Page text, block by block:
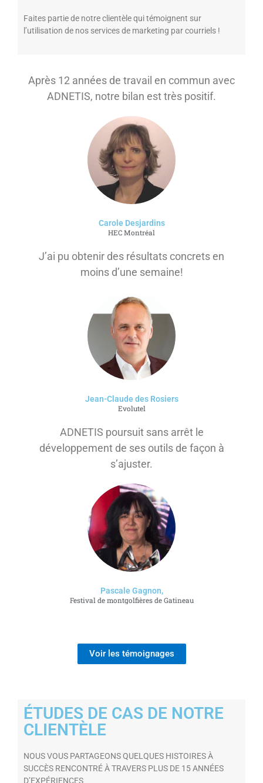
Faites partie de notre clientèle qui témoignent sur
l’utilisation de nos services de marketing par courriels !
Après 12 années de travail en commun avec
ADNETIS, notre bilan est très positif.
Carole Desjardins
HEC Montréal
J’ai pu obtenir des résultats concrets en
moins d’une semaine!
Jean-Claude des Rosiers
Evolutel
ADNETIS poursuit sans arrêt le
développement de ses outils de façon à
s’ajuster.
Pascale Gagnon,
Festival de montgolfières de Gatineau
Voir les témoignages
ÉTUDES DE CAS DE NOTRE
CLIENTÈLE
NOUS VOUS PARTAGEONS QUELQUES HISTOIRES À
SUCCÈS RENCONTRÉ À TRAVERS PLUS DE 15 ANNÉES
D’EXPÉRIENCES